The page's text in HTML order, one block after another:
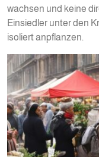
wachsen und keine
Einsiedler unter den
isoliert anpflanzen.